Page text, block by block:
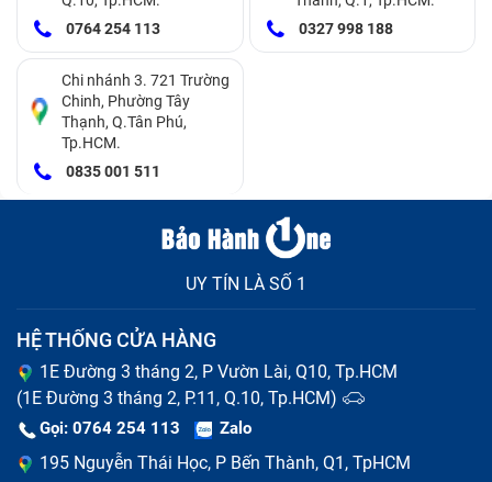
là cần thiết để đảm bảo an toàn cho bạn và máy tính
của bạn.
Sạc không đầy: sự cố khi kết nối nguồn điện
Nếu bạn gặp sự cố khi sạc pin hoặc kết nối nguồn
Retina 2012. Việc thay pin có thể khắc phục tình trạng
này và đảm bảo bạn có thể sử dụng liên tục Macbook
0764 254 113
0327 998 188
Chi nhánh 3. 721 Trường
Chinh, Phường Tây
Thạnh, Q.Tân Phú,
Tp.HCM.
0835 001 511
UY TÍN LÀ SỐ 1
HỆ THỐNG CỬA HÀNG
1E Đường 3 tháng 2, P Vườn Lài, Q10, Tp.HCM
(1E Đường 3 tháng 2, P.11, Q.10, Tp.HCM)
Gọi: 0764 254 113 Zalo
195 Nguyễn Thái Học, P Bến Thành, Q1, TpHCM